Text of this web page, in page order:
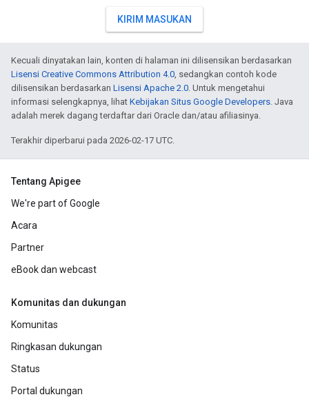
KIRIM MASUKAN
Kecuali dinyatakan lain, konten di halaman ini dilisensikan berdasarkan
Lisensi Creative Commons Attribution 4.0, sedangkan contoh kode
dilisensikan berdasarkan Lisensi Apache 2.0. Untuk mengetahui
informasi selengkapnya, lihat Kebijakan Situs Google Developers. Java
adalah merek dagang terdaftar dari Oracle dan/atau afiliasinya.
Terakhir diperbarui pada 2026-02-17 UTC.
Tentang Apigee
We're part of Google
Acara
Partner
eBook dan webcast
Komunitas dan dukungan
Komunitas
Ringkasan dukungan
Status
Portal dukungan